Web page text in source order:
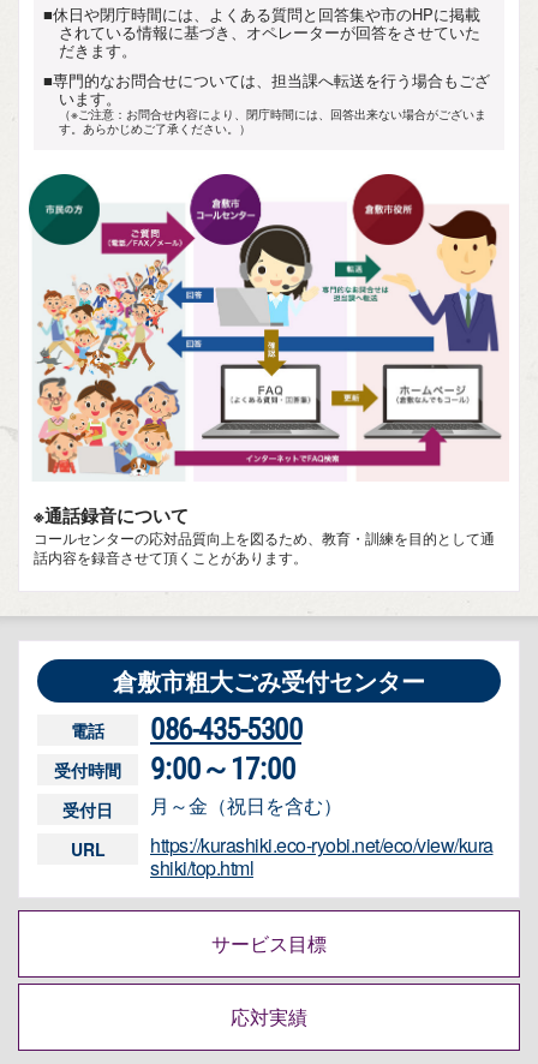
■休日や閉庁時間には、よくある質問と回答集や市のHPに掲載
されている情報に基づき、オペレーターが回答をさせていた
だきます。
■専門的なお問合せについては、担当課へ転送を行う場合もござ
います。
（※ご注意：お問合せ内容により、閉庁時間には、回答出来ない場合がございま
す。あらかじめご了承ください。）
※通話録音について
コールセンターの応対品質向上を図るため、教育・訓練を目的として通
話内容を録音させて頂くことがあります。
倉敷市粗大ごみ受付センター
電話 086-435-5300
受付時間 9:00～17:00
受付日 月～金（祝日を含む）
URL
https://kurashiki.eco-ryobi.net/eco/view/kura
shiki/top.html
サービス目標
応対実績